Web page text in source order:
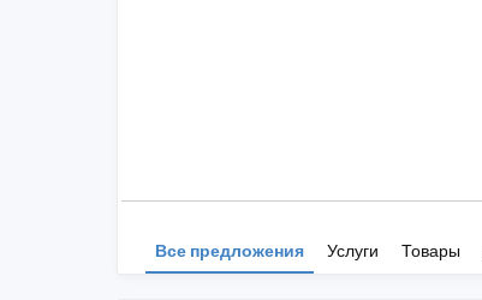
Все предложения Услуги Товары